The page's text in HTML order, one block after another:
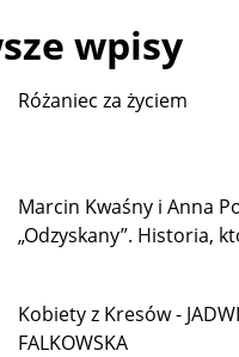
wpisy
Różaniec za życiem
Marcin Kwaśny i Anna
„Odzyskany”. Historia,
Kobiety z Kresów -
FALKOWSKA